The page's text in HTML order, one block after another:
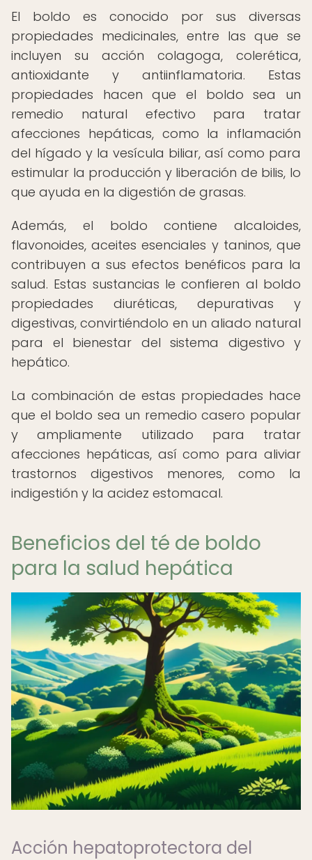
El boldo es conocido por sus diversas
propiedades medicinales, entre las que se
incluyen su acción colagoga, colerética,
antioxidante y antiinflamatoria. Estas
propiedades hacen que el boldo sea un
remedio natural efectivo para tratar
afecciones hepáticas, como la inflamación
del hígado y la vesícula biliar, así como para
estimular la producción y liberación de bilis, lo
que ayuda en la digestión de grasas.
Además, el boldo contiene alcaloides,
flavonoides, aceites esenciales y taninos, que
contribuyen a sus efectos benéficos para la
salud. Estas sustancias le confieren al boldo
propiedades diuréticas, depurativas y
digestivas, convirtiéndolo en un aliado natural
para el bienestar del sistema digestivo y
hepático.
La combinación de estas propiedades hace
que el boldo sea un remedio casero popular
y ampliamente utilizado para tratar
afecciones hepáticas, así como para aliviar
trastornos digestivos menores, como la
indigestión y la acidez estomacal.
Beneficios del té de boldo
para la salud hepática
Acción hepatoprotectora del